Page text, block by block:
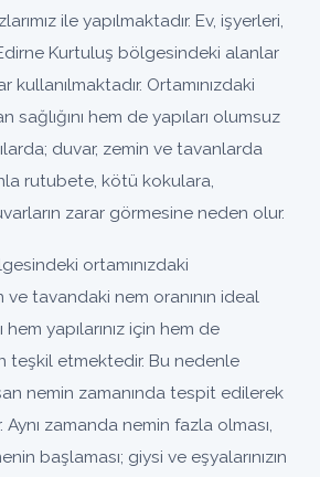
ile yapılmaktadır. Ev, işyerleri,
Kurtuluş bölgesindeki alanlar
kullanılmaktadır. Ortamınızdaki
sağlığını hem de yapıları olumsuz
duvar, zemin ve tavanlarda
rutubete, kötü kokulara,
zarar görmesine neden olur.
ortamınızdaki
tavandaki nem oranının ideal
yapılarınız için hem de
teşkil etmektedir. Bu nedenle
nemin zamanında tespit edilerek
Aynı zamanda nemin fazla olması,
başlaması; giysi ve eşyalarınızın